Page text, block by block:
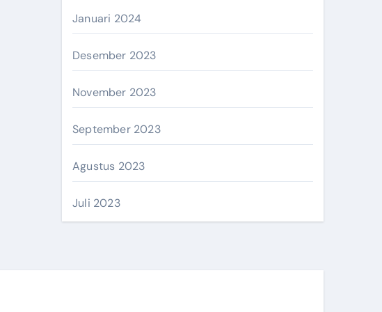
Januari 2024
Desember 2023
November 2023
September 2023
Agustus 2023
Juli 2023